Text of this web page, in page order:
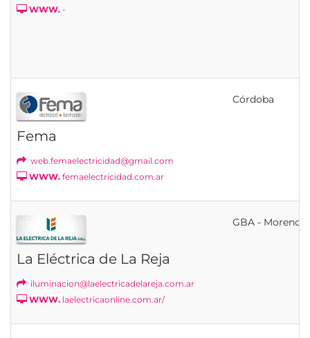
WWW. -
Fema
web.femaelectricidad@gmail.com
WWW. femaelectricidad.com.ar
Córdoba
La Eléctrica de La Reja
iluminacion@laelectricadelareja.com.ar
WWW. laelectricaonline.com.ar/
GBA - Moreno